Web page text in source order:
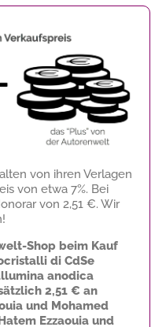
von ihren Verlagen
von etwa 7%. Bei
von 2,51 €. Wir
Shop beim Kauf
di CdSe
anodica
2,51 € an
und Mohamed
Ezzaouia und